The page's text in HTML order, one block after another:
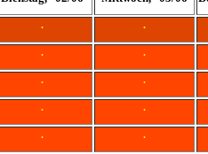
. .
. .
. .
. .
. .